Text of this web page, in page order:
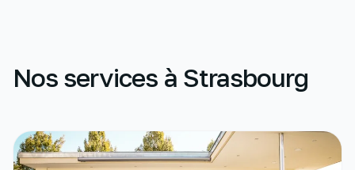
Nos services à Strasbourg